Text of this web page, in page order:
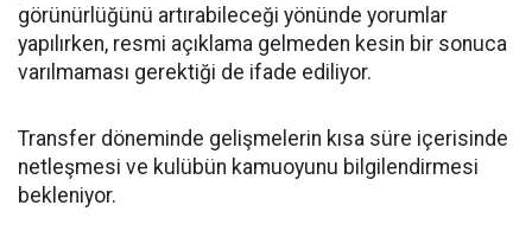
görünürlüğünü artırabileceği yönünde yorumlar
yapılırken, resmi açıklama gelmeden kesin bir sonuca
varılmaması gerektiği de ifade ediliyor.
Transfer döneminde gelişmelerin kısa süre içerisinde
netleşmesi ve kulübün kamuoyunu bilgilendirmesi
bekleniyor.